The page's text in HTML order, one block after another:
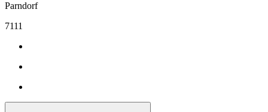
Parndorf
7111